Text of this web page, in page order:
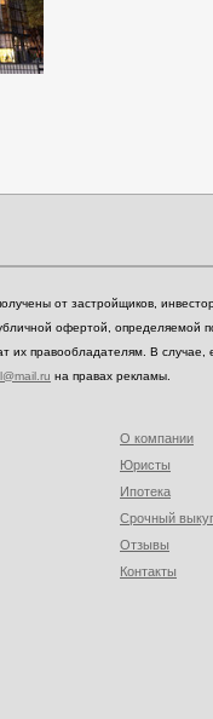
от застройщиков,
офертой,
их правообладателям. В
на правах рекламы.
О компании
Юристы
Ипотека
Срочный
Отзывы
Контакты